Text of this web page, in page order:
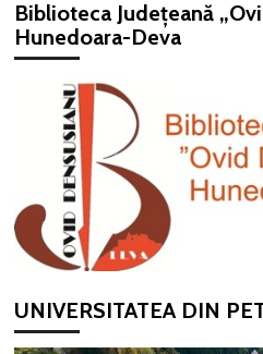
Biblioteca Județeană
Hunedoara-Deva
UNIVERSITATEA DIN